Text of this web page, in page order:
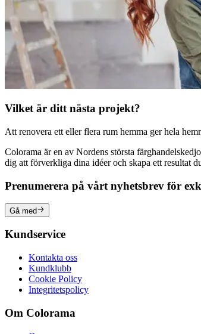
Vilket är ditt nästa projekt?
Att renovera ett eller flera rum hemma ger hela
Colorama är en av Nordens största
dig att förverkliga dina idéer och skapa ett resultat
Prenumerera på vårt nyhetsbrev för
Gå med
Kundservice
Kontakta oss
Kundklubb
Cookie Policy
Integritetspolicy
Om Colorama